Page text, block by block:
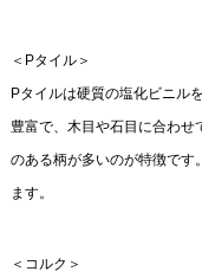
＜Pタイル＞
Pタイルは硬質の塩化ビニル
豊富で、木目や石目に合わせ
のある柄が多いのが特徴です
ます。
＜コルク＞